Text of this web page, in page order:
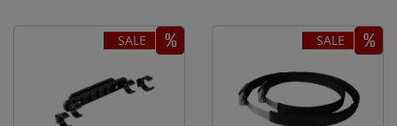
SALE SALE